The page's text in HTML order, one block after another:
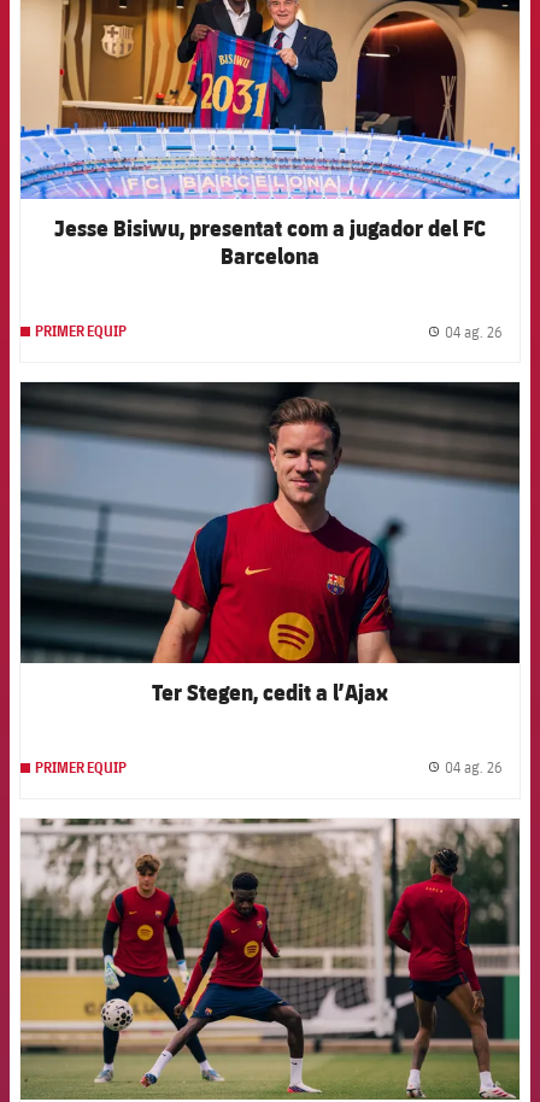
Jesse Bisiwu, presentat com a jugador del FC
Barcelona
PRIMER EQUIP 04 ag. 26
FCB Barcelona badge
Ter Stegen, cedit a l’Ajax
PRIMER EQUIP 04 ag. 26
FCB Barcelona badge